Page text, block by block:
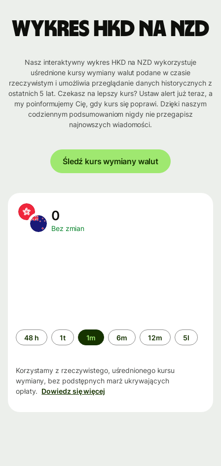
Wykres HKD na NZD
Nasz interaktywny wykres HKD na NZD wykorzystuje
uśrednione kursy wymiany walut podane w czasie
rzeczywistym i umożliwia przeglądanie danych historycznych z
ostatnich 5 lat. Czekasz na lepszy kurs? Ustaw alert już teraz, a
my poinformujemy Cię, gdy kurs się poprawi. Dzięki naszym
codziennym podsumowaniom nigdy nie przegapisz
najnowszych wiadomości.
Śledź kurs wymiany walut
0
Bez zmian
Przedział
czasu
48 h 1t 1m 6m 12m 5l
Korzystamy z rzeczywistego, uśrednionego kursu
wymiany, bez podstępnych marż ukrywających
opłaty. Dowiedz się więcej